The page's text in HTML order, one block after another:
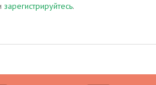
зарегистрируйтесь.